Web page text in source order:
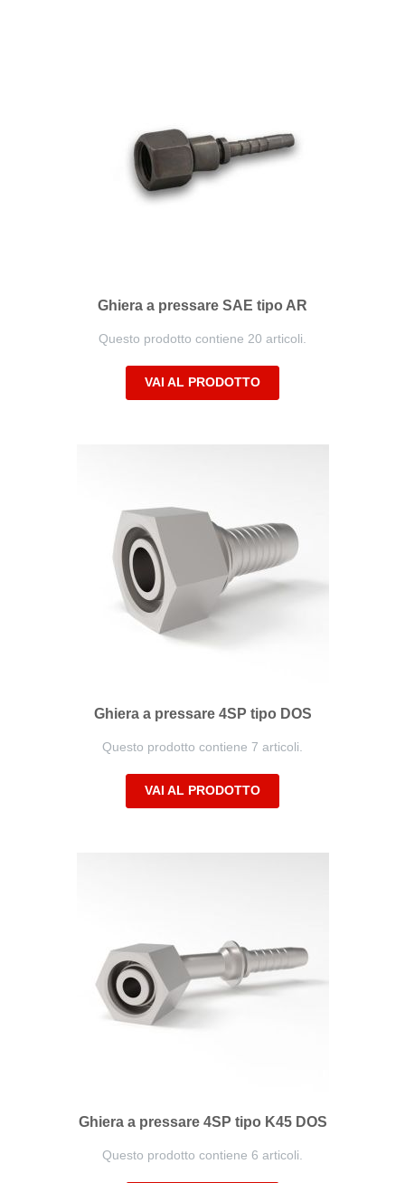
Ghiera a pressare SAE tipo AR
Questo prodotto contiene 20 articoli.
VAI AL PRODOTTO
Ghiera a pressare 4SP tipo DOS
Questo prodotto contiene 7 articoli.
VAI AL PRODOTTO
Ghiera a pressare 4SP tipo K45 DOS
Questo prodotto contiene 6 articoli.